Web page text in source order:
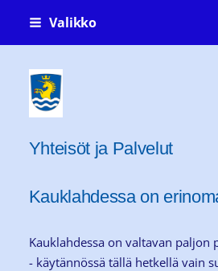
Siirry
Valikko
Kauklahti-seura ry
Yhteisöt ja Palvelut
Kauklahdessa on
Kauklahdessa on valtavan paljon
- käytännössä tällä hetkellä vain